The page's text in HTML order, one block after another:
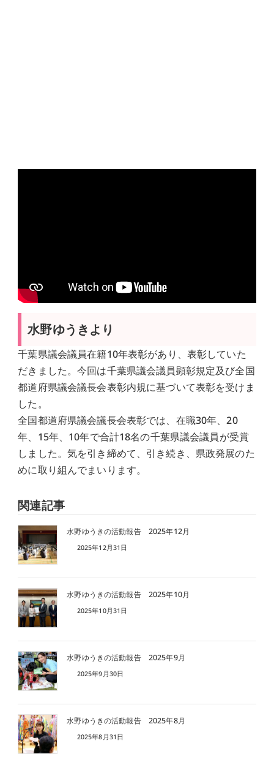
水野ゆうきより
千葉県議会議員在籍10年表彰があり、表彰していた
だきました。今回は千葉県議会議員顕彰規定及び全国
都道府県議会議長会表彰内規に基づいて表彰を受けま
した。
全国都道府県議会議長会表彰では、在職30年、20
年、15年、10年で合計18名の千葉県議会議員が受賞
しました。気を引き締めて、引き続き、県政発展のた
めに取り組んでまいります。
関連記事
水野ゆうきの活動報告 2025年12月
2025年12月31日
水野ゆうきの活動報告 2025年10月
2025年10月31日
水野ゆうきの活動報告 2025年9月
2025年9月30日
水野ゆうきの活動報告 2025年8月
2025年8月31日